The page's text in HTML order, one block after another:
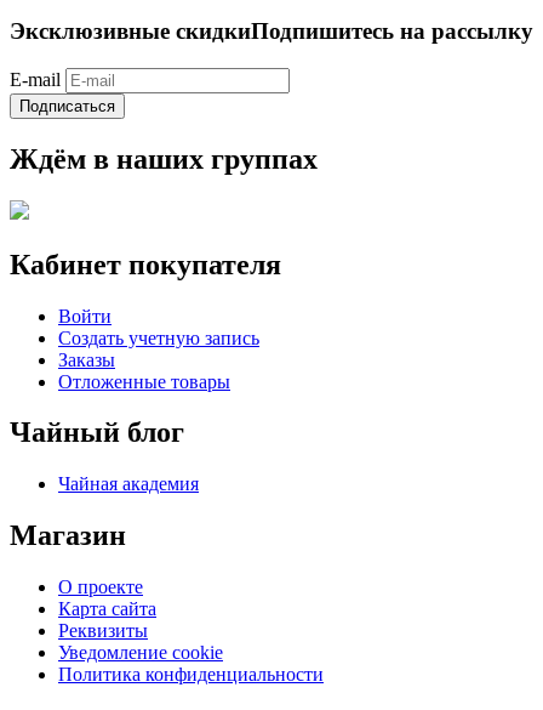
Эксклюзивные скидкиПодпишитесь на рассылку
E-mail
Подписаться
Ждём в наших группах
Кабинет покупателя
Войти
Создать учетную запись
Заказы
Отложенные товары
Чайный блог
Чайная академия
Магазин
О проекте
Карта сайта
Реквизиты
Уведомление cookie
Политика конфиденциальности